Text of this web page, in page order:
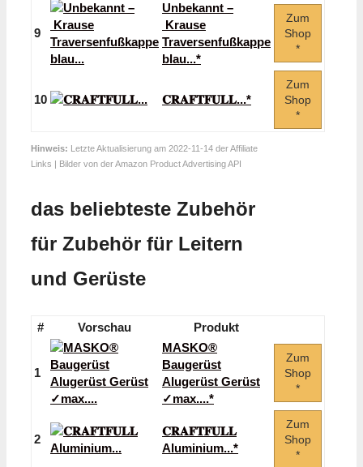
9
Unbekannt –
Krause
Traversenfußkappe
blau...*
Zum
Shop
*
10 𝐂𝐑𝐀𝐅𝐓𝐅𝐔𝐋𝐋...*
Zum
Shop
*
Hinweis: Letzte Aktualisierung am 2022-11-14 der Affiliate
Links | Bilder von der Amazon Product Advertising API
das beliebteste Zubehör
für Zubehör für Leitern
und Gerüste
# Vorschau Produkt
1
MASKO®
Baugerüst
Alugerüst Gerüst
✓max....*
Zum
Shop
*
2
𝐂𝐑𝐀𝐅𝐓𝐅𝐔𝐋𝐋
Aluminium...*
Zum
Shop
*